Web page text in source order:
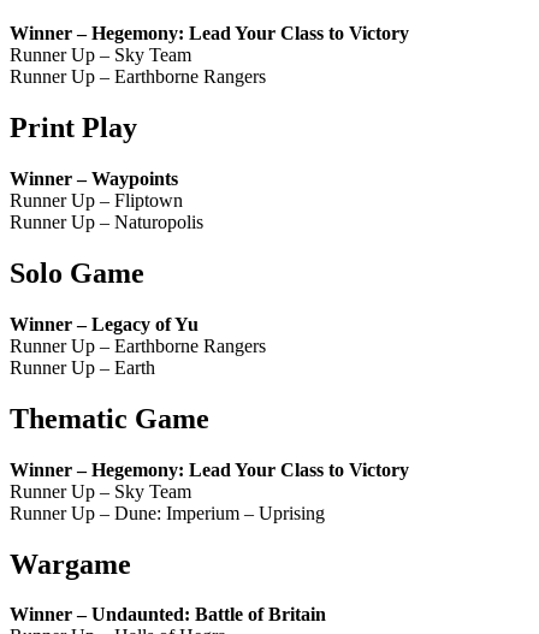
Winner – Hegemony: Lead Your Class to Victory
Runner Up – Sky Team
Runner Up – Earthborne Rangers
Print Play
Winner – Waypoints
Runner Up – Fliptown
Runner Up – Naturopolis
Solo Game
Winner – Legacy of Yu
Runner Up – Earthborne Rangers
Runner Up – Earth
Thematic Game
Winner – Hegemony: Lead Your Class to Victory
Runner Up – Sky Team
Runner Up – Dune: Imperium – Uprising
Wargame
Winner – Undaunted: Battle of Britain